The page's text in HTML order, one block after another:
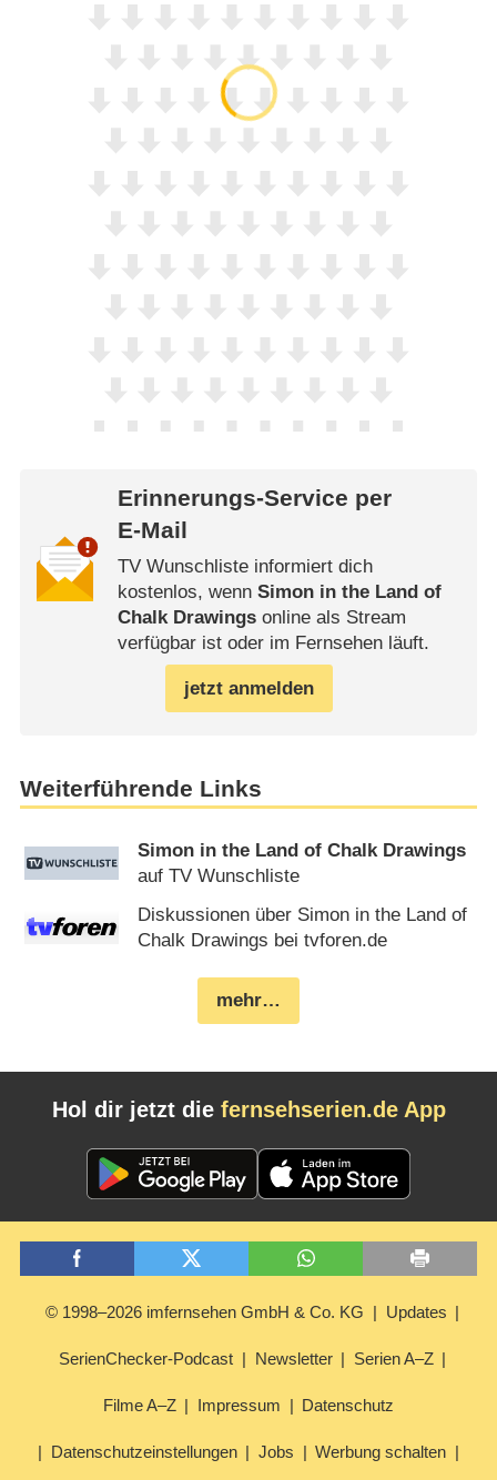
Erinnerungs-Service per
E-Mail
TV Wunschliste informiert dich
kostenlos, wenn Simon in the Land of
Chalk Drawingsonline als Stream
verfügbar ist oder im Fernsehen läuft.
jetzt anmelden
Weiterführende Links
Simon in the Land of Chalk Drawings
auf TV Wunschliste
Diskussionen über Simon in the Land of
Chalk Drawings bei tvforen.de
mehr…
Hol dir jetzt die fernsehserien.de App
© 1998–2026 imfernsehen GmbH & Co. KG Updates
SerienChecker-Podcast Newsletter Serien A–Z
Filme A–Z Impressum Datenschutz
Datenschutzeinstellungen Jobs Werbung schalten